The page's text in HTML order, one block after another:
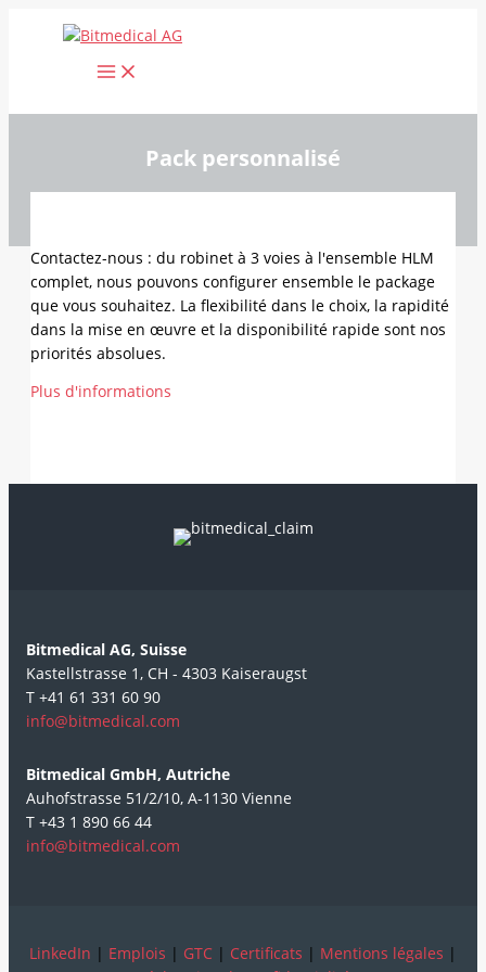
Pack personnalisé
Contactez-nous : du robinet à 3 voies à l'ensemble HLM
complet, nous pouvons configurer ensemble le package
que vous souhaitez. La flexibilité dans le choix, la rapidité
dans la mise en œuvre et la disponibilité rapide sont nos
priorités absolues.
Plus d'informations
Bitmedical AG, Suisse
Kastellstrasse 1, CH - 4303 Kaiseraugst
T +41 61 331 60 90
info@bitmedical.com
Bitmedical GmbH, Autriche
Auhofstrasse 51/2/10, A-1130 Vienne
T +43 1 890 66 44
info@bitmedical.com
LinkedIn | Emplois | GTC | Certificats | Mentions légales |